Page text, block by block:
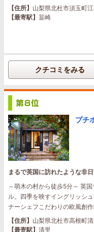
【住所】 山梨県北杜市須玉町
【最寄駅】 韮崎
クチコミをみる
プチ
まるで英国に訪れたような非日
～萌木の村から徒歩5分～ 英
ル。四季を映すイングリッシ
ナーシェフこだわりの欧風創
【住所】 山梨県北杜市高根町
【最寄駅】 清里